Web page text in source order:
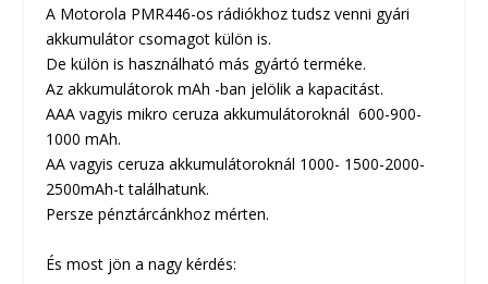
A Motorola PMR446-os rádiókhoz tudsz venni gyári
akkumulátor csomagot külön is.
De külön is használható más gyártó terméke.
Az akkumulátorok mAh -ban jelölik a kapacitást.
AAA vagyis mikro ceruza akkumulátoroknál 600-900-
1000 mAh.
AA vagyis ceruza akkumulátoroknál 1000- 1500-2000-
2500mAh-t találhatunk.
Persze pénztárcánkhoz mérten.
És most jön a nagy kérdés: